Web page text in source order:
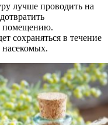
лучше проводить на
помещению.
сохраняться в течение
насекомых.